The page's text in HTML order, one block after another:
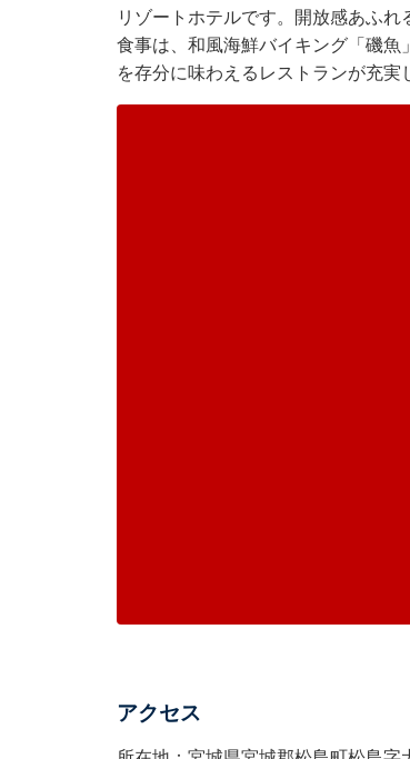
リゾートホテルです。開放感あふれ
食事は、和風海鮮バイキング「磯
を存分に味わえるレストランが充実
アクセス